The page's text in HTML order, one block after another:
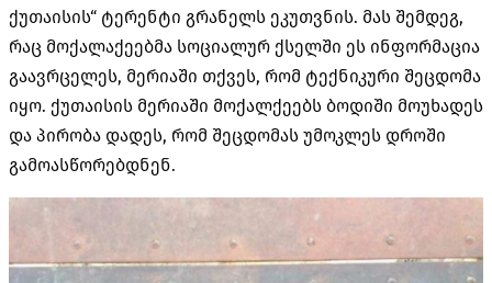
ქუთაისის“ ტერენტი გრანელს ეკუთვნის. მას შემდეგ,
რაც მოქალაქეებმა სოციალურ ქსელში ეს ინფორმაცია
გაავრცელეს, მერიაში თქვეს, რომ ტექნიკური შეცდომა
იყო. ქუთაისის მერიაში მოქალქეებს ბოდიში მოუხადეს
და პირობა დადეს, რომ შეცდომას უმოკლეს დროში
გამოასწორებდნენ.